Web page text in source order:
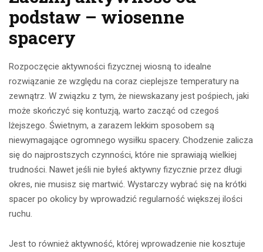
podstaw – wiosenne
spacery
Rozpoczęcie aktywności fizycznej wiosną to idealne
rozwiązanie ze względu na coraz cieplejsze temperatury na
zewnątrz. W związku z tym, że niewskazany jest pośpiech, jaki
może skończyć się kontuzją, warto zacząć od czegoś
lżejszego. Świetnym, a zarazem lekkim sposobem są
niewymagające ogromnego wysiłku spacery. Chodzenie zalicza
się do najprostszych czynności, które nie sprawiają wielkiej
trudności. Nawet jeśli nie byłeś aktywny fizycznie przez długi
okres, nie musisz się martwić. Wystarczy wybrać się na krótki
spacer po okolicy by wprowadzić regularność większej ilości
ruchu.
Jest to również aktywność, której wprowadzenie nie kosztuje